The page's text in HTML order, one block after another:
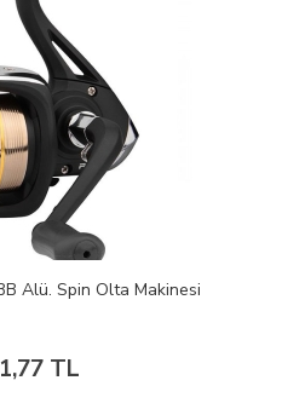
Alü. Spin Olta Makinesi
TL